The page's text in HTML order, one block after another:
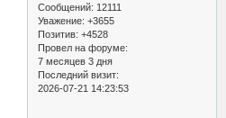
Сообщений: 12111
Уважение: +3655
Позитив: +4528
Провел на форуме:
7 месяцев 3 дня
Последний визит:
2026-07-21 14:23:53